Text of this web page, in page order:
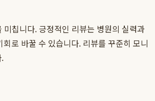
칩니다. 긍정적인 리뷰는 병원의 실력과
로 바꿀 수 있습니다. 리뷰를 꾸준히 모니